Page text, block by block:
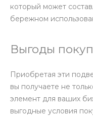
который может
бережном
Выгоды
Приобретая эти
вы получаете не
элемент для ваших
выгодные условия